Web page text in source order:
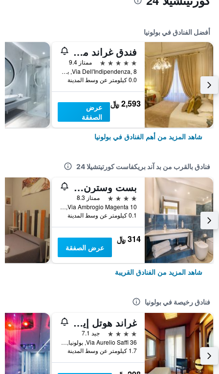
أفضل الفنادق في بولونيا
فندق غراند ماجستيك جيا باليوني
5 نجوم
ممتاز 9.4
Via Dell'Indipendenza, 8, بولونيا, مقاطعة بولونيا, إيطاليا
0.0 كيلومتر عن وسط المدينة
2,593 ﷼
عرض
الصفقة
شاهد المزيد من أهم الفنادق في بولونيا
فنادق بالقرب من بد آند بريكفاست كورتيتشيلا 24
بست وسترن سيتي هوتل
4 نجوم
ممتاز 8.3
Via Ambrogio Magenta 10, بولونيا, مقاطعة بولونيا, إيطاليا
0.1 كيلومتر عن وسط المدينة
314 ﷼
عرض الصفقة
شاهد المزيد من الفنادق القريبة
فنادق رخيصة في بولونيا
غراند هوتل إيليت
4 نجوم
جيد 7.1
Via Aurelio Saffi 36, بولونيا, مقاطعة بولونيا, إيطاليا
1.7 كيلومتر عن وسط المدينة